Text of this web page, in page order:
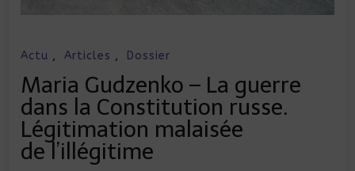
Actu , Articles , Dossier
Maria Gudzenko – La guerre
dans la Constitution russe.
Légitimation malaisée
de l’illégitime